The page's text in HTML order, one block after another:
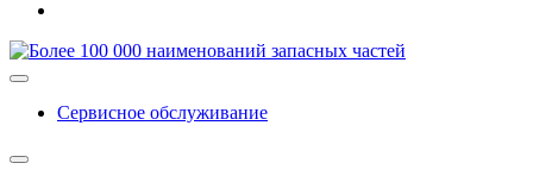
Сервисное обслуживание